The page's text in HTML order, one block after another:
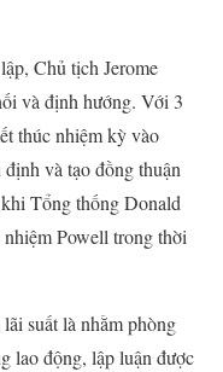
Chủ tịch Jerome
và định hướng. Với 3
thúc nhiệm kỳ vào
và tạo đồng thuận
Tổng thống Donald
Powell trong thời
suất là nhằm phòng
lao động, lập luận được